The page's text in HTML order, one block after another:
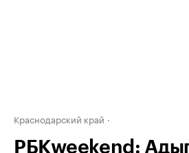
Краснодарский край
РБКweekend: